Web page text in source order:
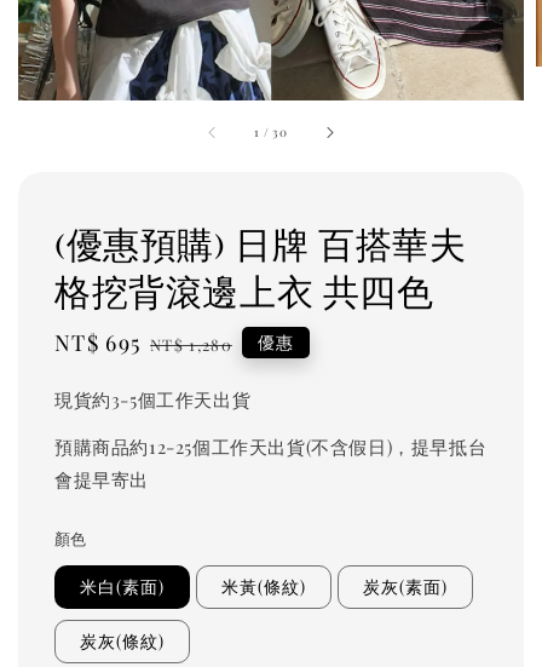
1 /30
(優惠預購) 日牌 百搭華夫
格挖背滾邊上衣 共四色
Sale
NT$ 695 Regular
NT$ 1,280 優惠
現貨約3-5個工作天出貨
預購商品約12-25個工作天出貨(不含假日)，提早抵台
會提早寄出
顏色
米白(素面) 米黃(條紋) 炭灰(素面)
炭灰(條紋)